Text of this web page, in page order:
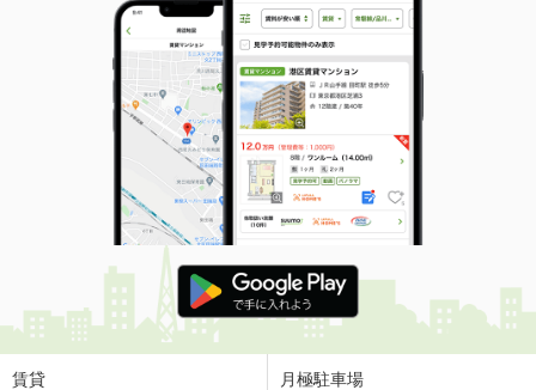
賃貸 月極駐車場